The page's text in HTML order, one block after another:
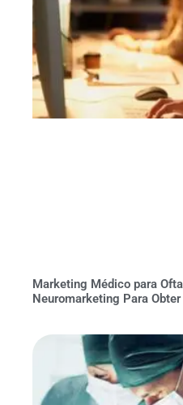
Marketing Médico para
Neuromarketing Para